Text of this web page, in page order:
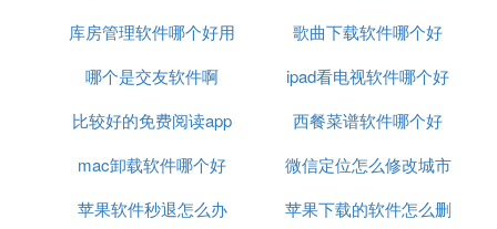
软件
库房管理软件哪个好用
歌曲下载软件哪个好
哪个是交友软件啊
ipad看电视软件哪个好
比较好的免费阅读app
西餐菜谱软件哪个好
mac卸载软件哪个好
微信定位怎么修改城市
软件
苹果软件秒退怎么办
苹果下载的软件怎么删